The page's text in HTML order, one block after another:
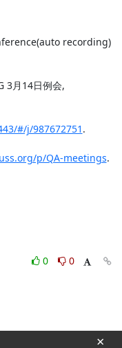
recording)
3月14日例会,
#/j/987672751 .
p/QA-meetings.
0
0
×